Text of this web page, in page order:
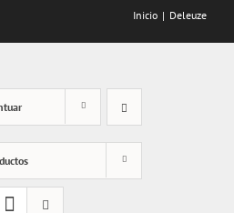
Inicio Deleuze